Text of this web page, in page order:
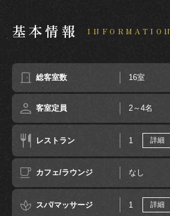
基本情報 INFORMATION
総客室数 16室
客室定員 2～4名
レストラン 1 詳細
カフェ/ラウンジ なし
スパ/マッサージ 1 詳細